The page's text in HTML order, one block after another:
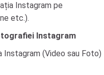
Instagram pe
etc.).
Instagram
(Video sau Foto)